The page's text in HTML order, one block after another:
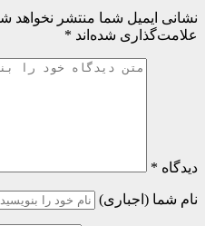
شما منتشر نخواهد شد.
بخش‌های
شده‌اند*